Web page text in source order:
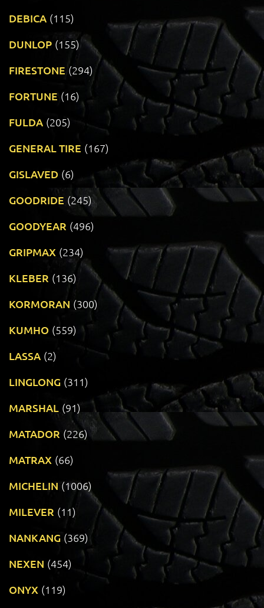
DEBICA (115)
DUNLOP (155)
FIRESTONE (294)
FORTUNE (16)
FULDA (205)
GENERAL TIRE (167)
GISLAVED (6)
GOODRIDE (245)
GOODYEAR (496)
GRIPMAX (234)
KLEBER (136)
KORMORAN (300)
KUMHO (559)
LASSA (2)
LINGLONG (311)
MARSHAL (91)
MATADOR (226)
MATRAX (66)
MICHELIN (1006)
MILEVER (11)
NANKANG (369)
NEXEN (454)
ONYX (119)